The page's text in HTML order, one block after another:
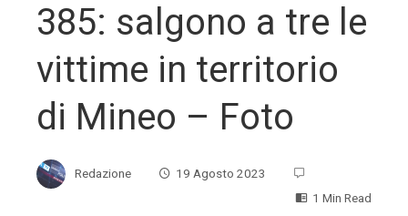
385: salgono a tre le
vittime in territorio
di Mineo – Foto
Redazione
19 Agosto 2023
1 Min Read